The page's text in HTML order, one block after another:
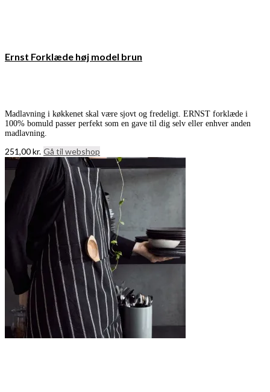
Ernst Forklæde høj model brun
Madlavning i køkkenet skal være sjovt og fredeligt. ERNST forklæde i
100% bomuld passer perfekt som en gave til dig selv eller enhver anden
madlavning.
251,00kr. Gå til webshop